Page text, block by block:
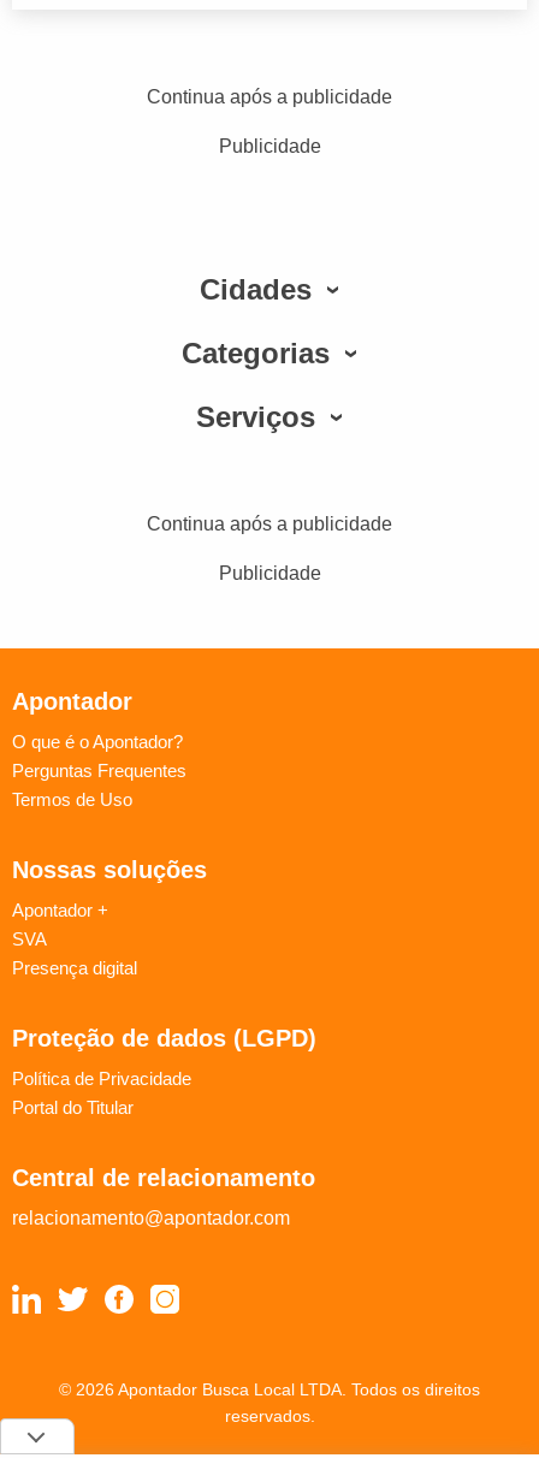
Continua após a publicidade
Publicidade
Cidades
Categorias
Serviços
Continua após a publicidade
Publicidade
Apontador
O que é o Apontador?
Perguntas Frequentes
Termos de Uso
Nossas soluções
Apontador +
SVA
Presença digital
Proteção de dados (LGPD)
Política de Privacidade
Portal do Titular
Central de relacionamento
relacionamento@apontador.com
© 2026 Apontador Busca Local LTDA. Todos os direitos
reservados.